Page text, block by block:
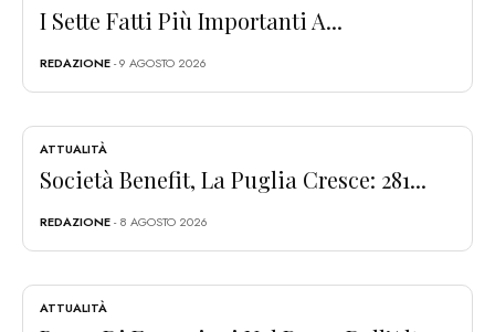
I Sette Fatti Più Importanti A...
REDAZIONE- 9 AGOSTO 2026
ATTUALITÀ
Società Benefit, La Puglia Cresce: 281...
REDAZIONE- 8 AGOSTO 2026
ATTUALITÀ